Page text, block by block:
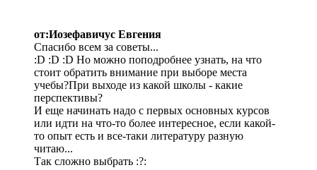
от:Иозефавичус Евгения
Спасибо всем за советы...
:D :D :D Но можно поподробнее узнать, на что
стоит обратить внимание при выборе места
учебы?При выходе из какой школы - какие
перспективы?
И еще начинать надо с первых основных курсов
или идти на что-то более интересное, если какой-
то опыт есть и все-таки литературу разную
читаю...
Так сложно выбрать :?: